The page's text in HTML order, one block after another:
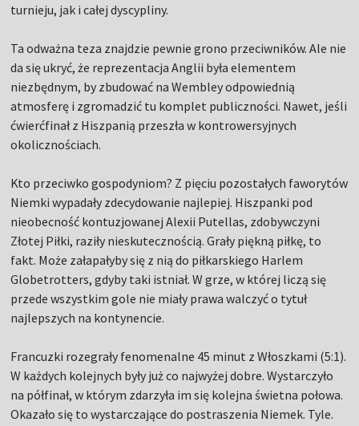
turnieju, jak i całej dyscypliny.
Ta odważna teza znajdzie pewnie grono przeciwników. Ale nie
da się ukryć, że reprezentacja Anglii była elementem
niezbędnym, by zbudować na Wembley odpowiednią
atmosferę i zgromadzić tu komplet publiczności. Nawet, jeśli
ćwierćfinał z Hiszpanią przeszła w kontrowersyjnych
okolicznościach.
Kto przeciwko gospodyniom? Z pięciu pozostałych faworytów
Niemki wypadały zdecydowanie najlepiej. Hiszpanki pod
nieobecność kontuzjowanej Alexii Putellas, zdobywczyni
Złotej Piłki, raziły nieskutecznością. Grały piękną piłkę, to
fakt. Może załapałyby się z nią do piłkarskiego Harlem
Globetrotters, gdyby taki istniał. W grze, w której liczą się
przede wszystkim gole nie miały prawa walczyć o tytuł
najlepszych na kontynencie.
Francuzki rozegrały fenomenalne 45 minut z Włoszkami (5:1).
W każdych kolejnych były już co najwyżej dobre. Wystarczyło
na półfinał, w którym zdarzyła im się kolejna świetna połowa.
Okazało się to wystarczające do postraszenia Niemek. Tyle.